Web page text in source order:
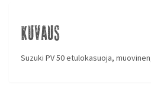
Kuvaus
Suzuki PV 50 etulokasuoja,